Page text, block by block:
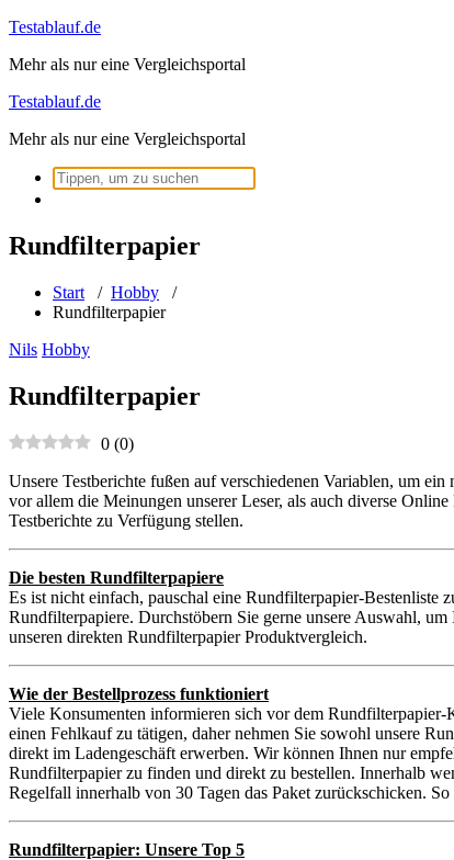
Zum
springen
Testablauf.de
Mehr als nur eine Vergleichsportal
Testablauf.de
Mehr als nur eine Vergleichsportal
Suchen
nach:
Rundfilterpapier
Start / Hobby /
Rundfilterpapier
Nils Hobby
Rundfilterpapier
0 (0)
Unsere Testberichte fußen auf verschiedenen Variablen, um
vor allem die Meinungen unserer Leser, als auch diverse
Testberichte zu Verfügung stellen.
Die besten Rundfilterpapiere
Es ist nicht einfach, pauschal eine Rundfilterpapier-Bestenliste
Rundfilterpapiere. Durchstöbern Sie gerne unsere Auswahl,
unseren direkten Rundfilterpapier Produktvergleich.
Wie der Bestellprozess funktioniert
Viele Konsumenten informieren sich vor dem
einen Fehlkauf zu tätigen, daher nehmen Sie sowohl unsere
direkt im Ladengeschäft erwerben. Wir können Ihnen nur
Rundfilterpapier zu finden und direkt zu bestellen. Innerhalb
Regelfall innerhalb von 30 Tagen das Paket zurückschicken.
Rundfilterpapier: Unsere Top 5